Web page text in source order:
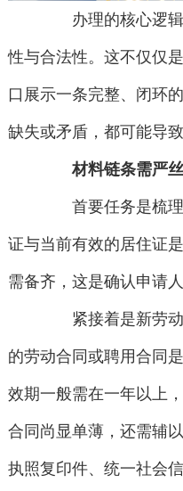
办理的核心逻辑
性与合法性。这不仅仅
口展示一条完整、闭环
缺失或矛盾，都可能导致
材料链条需严
首要任务是梳理
证与当前有效的居住证
需备齐，这是确认申请
紧接着是新劳动
的劳动合同或聘用合同
效期一般需在一年以上
合同尚显单薄，还需辅
执照复印件、统一社会